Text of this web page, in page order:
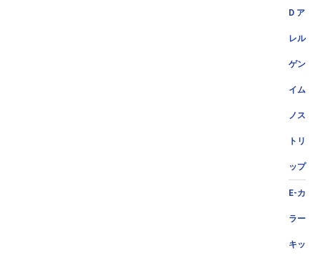
D ア
レル
ゲン
イム
ノス
トリ
ップ
E-カ
ラー
キッ